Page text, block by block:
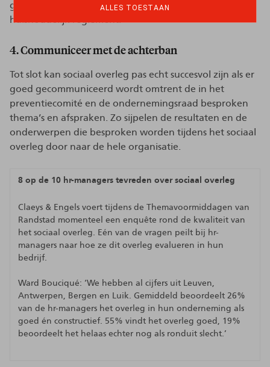
ALLES TOESTAAN
goede afspraken goede vrienden. Dit kan via het
huishoudelijk reglement.’
4. Communiceer met de achterban
Tot slot kan sociaal overleg pas echt succesvol zijn als er
goed gecommuniceerd wordt omtrent de in het
preventiecomité en de ondernemingsraad besproken
thema’s en afspraken. Zo sijpelen de resultaten en de
onderwerpen die besproken worden tijdens het sociaal
overleg door naar de hele organisatie.
8 op de 10 hr-managers tevreden over sociaal overleg
Claeys & Engels voert tijdens de Themavoormiddagen van
Randstad momenteel een enquête rond de kwaliteit van
het sociaal overleg. Eén van de vragen peilt bij hr-
managers naar hoe ze dit overleg evalueren in hun
bedrijf.
Ward Bouciqué: ‘We hebben al cijfers uit Leuven,
Antwerpen, Bergen en Luik. Gemiddeld beoordeelt 26%
van de hr-managers het overleg in hun onderneming als
goed én constructief. 55% vindt het overleg goed, 19%
beoordeelt het helaas echter nog als ronduit slecht.’